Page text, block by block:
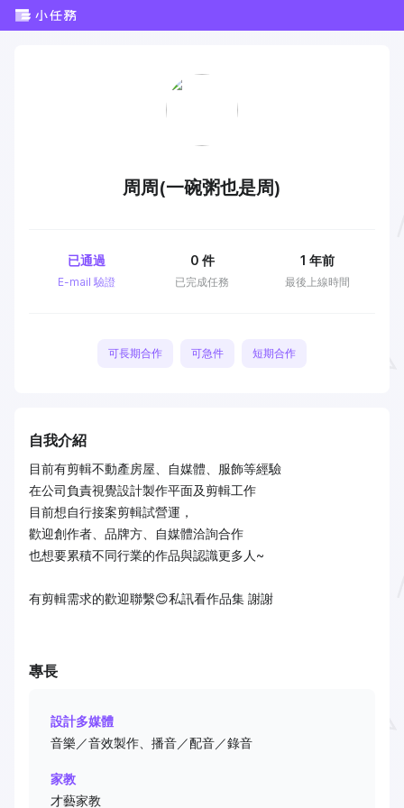
周周(一碗粥也是周)
E-mail 驗證
已通過
已完成任務
0 件
最後上線時間
1 年前
可長期合作 可急件 短期合作
自我介紹
目前有剪輯不動產房屋、自媒體、服飾等經驗
在公司負責視覺設計製作平面及剪輯工作
目前想自行接案剪輯試營運，
歡迎創作者、品牌方、自媒體洽詢合作
也想要累積不同行業的作品與認識更多人~
有剪輯需求的歡迎聯繫😊私訊看作品集 謝謝
專長
設計多媒體
音樂／音效製作、播音／配音／錄音
家教
才藝家教